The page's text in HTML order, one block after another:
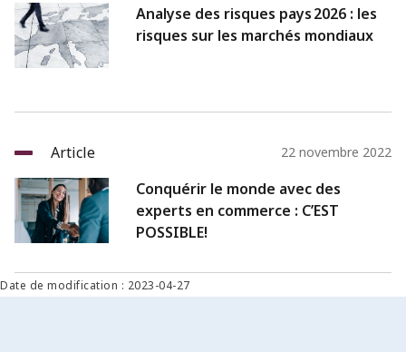
Analyse des risques pays 2026 : les
risques sur les marchés mondiaux
Article 22 novembre 2022
Conquérir le monde avec des
experts en commerce : C’EST
POSSIBLE!
Date de modification : 2023-04-27